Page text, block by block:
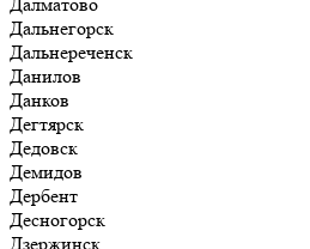
Дальнегорск
Дальнереченск
Данилов
Данков
Дегтярск
Дедовск
Демидов
Дербент
Десногорск
Дзержинск